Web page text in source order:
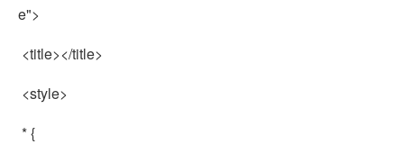
e">
<title></title>
<style>
* {